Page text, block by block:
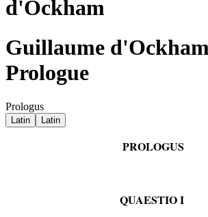
d'Ockham
Guillaume
Prologue
Prologus
Latin Latin
PROLOGUS
QUAESTIO I